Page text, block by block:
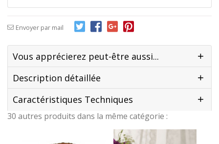
Envoyer par mail
Vous apprécierez peut-être aussi...
Description détaillée
Caractéristiques Techniques
30 autres produits dans la même catégorie :